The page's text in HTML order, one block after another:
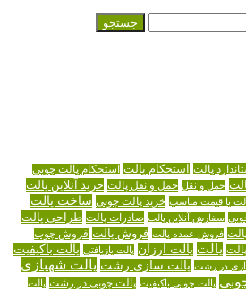
پالت استحکام پالت استحکام پالت چوبی
حمل و نقل حمل و نقل پالت خرید آنلاین پالت
با قیمت مناسب خرید پالت چوبی ساخت پالت
سفارش آنلاین پالت صادرات پالت طراحی پالت
فروش عمده پالت فروش پالت فروش چوب
پالت پالت ارزان پالت بازیافتی پالت باکیفیت
در رشت پالت سازی رشت پالت شهبازی
پالت چوبی باکیفیت پالت چوبی در رشت پالت